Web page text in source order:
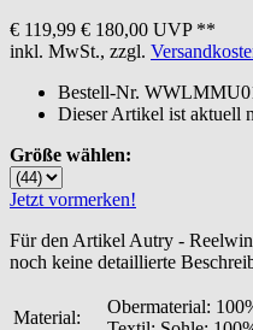
€ 119,99 € 180,00 UVP **
inkl. MwSt., zzgl.
Bestell-Nr.
Dieser Artikel ist aktuell
Größe wählen:
Jetzt vormerken!
Für den Artikel Autry -
noch keine detaillierte
Material:
Obermaterial: